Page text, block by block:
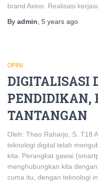
brand Axioo. Realisasi
By admin 5 years ago
OPINI
DIGITALISASI
PENDIDIKAN,
TANTANGAN
Oleh: Theo Raharjo, S. T18
teknologi digital telah
kita. Perangkat gawai
menghubungkan kita
cuma itu, dengan teknologi